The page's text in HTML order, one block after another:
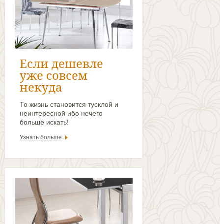
Если дешевле
уже совсем
некуда
То жизнь становится тусклой и
неинтересной ибо нечего
больше искать!
Узнать больше